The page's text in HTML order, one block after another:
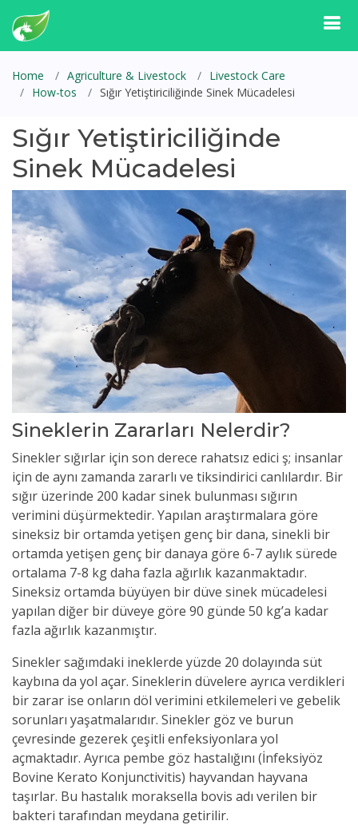
Home Agriculture & Livestock
Livestock Care
How-tos
Sığır Yetiştiriciliğinde Sinek Mücadelesi
Sığır Yetiştiriciliğinde
Sinek Mücadelesi
Sineklerin Zararları Nelerdir?
Sinekler sığırlar için son derece rahatsız edici ş; insanlar
için de aynı zamanda zararlı ve tiksindirici canlılardır. Bir
sığır üzerinde 200 kadar sinek bulunması sığırın
verimini düşürmektedir. Yapılan araştırmalara göre
sineksiz bir ortamda yetişen genç bir dana, sinekli bir
ortamda yetişen genç bir danaya göre 6-7 aylık sürede
ortalama 7-8 kg daha fazla ağırlık kazanmaktadır.
Sineksiz ortamda büyüyen bir düve sinek mücadelesi
yapılan diğer bir düveye göre 90 günde 50 kg’a kadar
fazla ağırlık kazanmıştır.
Sinekler sağımdaki ineklerde yüzde 20 dolayında süt
kaybına da yol açar. Sineklerin düvelere ayrıca verdikleri
bir zarar ise onların döl verimini etkilemeleri ve gebelik
sorunları yaşatmalarıdır. Sinekler göz ve burun
çevresinde gezerek çeşitli enfeksiyonlara yol
açmaktadır. Ayrıca pembe göz hastalığını (İnfeksiyöz
Bovine Kerato Konjunctivitis) hayvandan hayvana
taşırlar. Bu hastalık moraksella bovis adı verilen bir
bakteri tarafından meydana getirilir.